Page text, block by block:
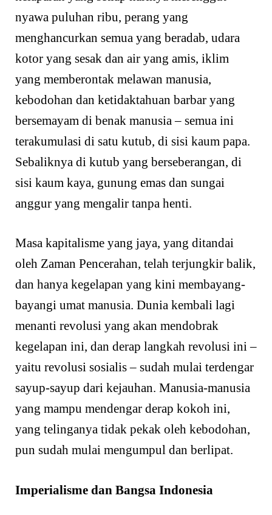
nyawa puluhan ribu, perang yang
menghancurkan semua yang beradab, udara
kotor yang sesak dan air yang amis, iklim
yang memberontak melawan manusia,
kebodohan dan ketidaktahuan barbar yang
bersemayam di benak manusia – semua ini
terakumulasi di satu kutub, di sisi kaum papa.
Sebaliknya di kutub yang berseberangan, di
sisi kaum kaya, gunung emas dan sungai
anggur yang mengalir tanpa henti.
Masa kapitalisme yang jaya, yang ditandai
oleh Zaman Pencerahan, telah terjungkir balik,
dan hanya kegelapan yang kini membayang-
bayangi umat manusia. Dunia kembali lagi
menanti revolusi yang akan mendobrak
kegelapan ini, dan derap langkah revolusi ini –
yaitu revolusi sosialis – sudah mulai terdengar
sayup-sayup dari kejauhan. Manusia-manusia
yang mampu mendengar derap kokoh ini,
yang telinganya tidak pekak oleh kebodohan,
pun sudah mulai mengumpul dan berlipat.
Imperialisme dan Bangsa Indonesia